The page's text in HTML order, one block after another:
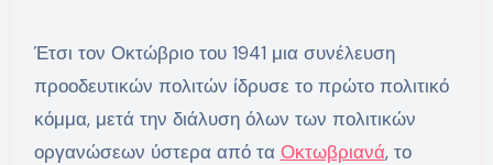
Έτσι τον Οκτώβριο του 1941 μια συνέλευση
προοδευτικών πολιτών ίδρυσε το πρώτο πολιτικό
κόμμα, μετά την διάλυση όλων των πολιτικών
οργανώσεων ύστερα από τα Οκτωβριανά, το